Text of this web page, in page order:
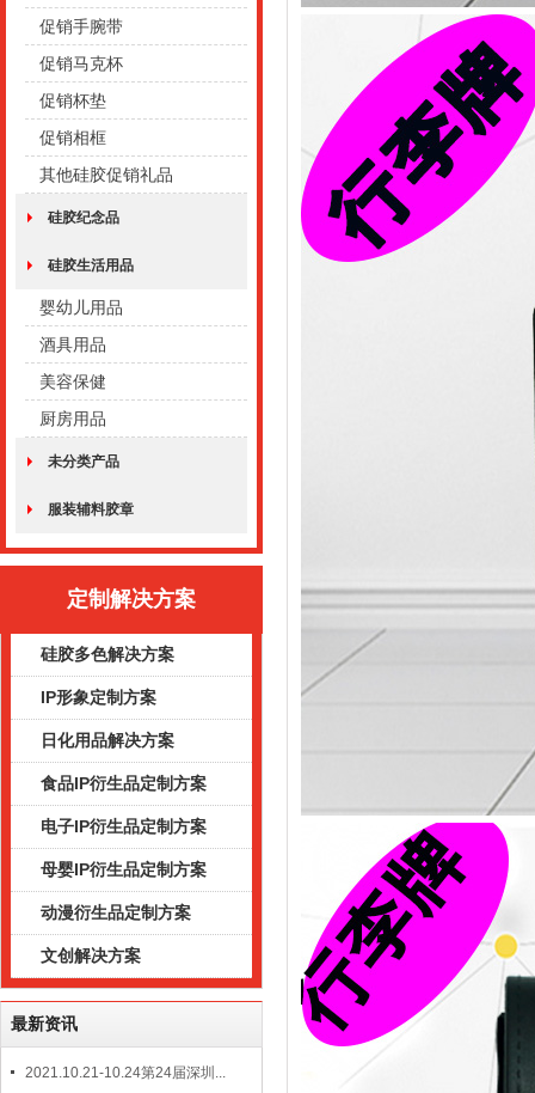
促销手腕带
促销马克杯
促销杯垫
促销相框
其他硅胶促销礼品
硅胶纪念品
硅胶生活用品
婴幼儿用品
酒具用品
美容保健
厨房用品
未分类产品
服装辅料胶章
定制解决方案
硅胶多色解决方案
IP形象定制方案
日化用品解决方案
食品IP衍生品定制方案
电子IP衍生品定制方案
母婴IP衍生品定制方案
动漫衍生品定制方案
文创解决方案
最新资讯
2021.10.21-10.24第24届深圳...